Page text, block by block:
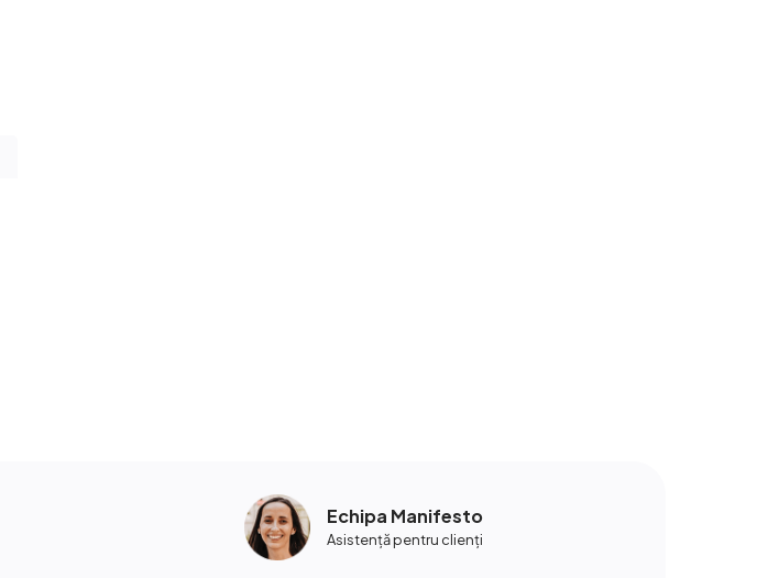
Echipa Manifesto
Asistență pentru clienți